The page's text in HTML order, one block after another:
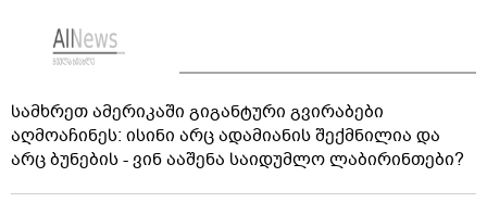
სამხრეთ ამერიკაში გიგანტური გვირაბები
აღმოაჩინეს: ისინი არც ადამიანის შექმნილია და
არც ბუნების - ვინ ააშენა საიდუმლო ლაბირინთები?